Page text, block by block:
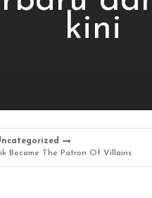
kini
Became The Patron Of Villains